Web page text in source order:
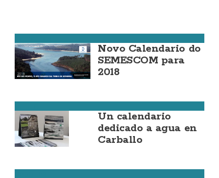
Novo Calendario do
SEMESCOM para
2018
Un calendario
dedicado a agua en
Carballo